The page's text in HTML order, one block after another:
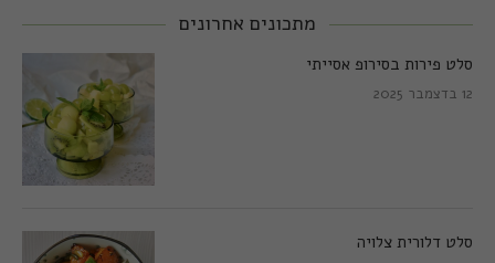
מתכונים אחרונים
סלט פירות בסירופ אסייתי
12 בדצמבר 2025
סלט דלורית צלויה